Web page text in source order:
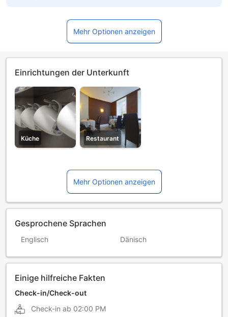
Mehr Optionen anzeigen
Einrichtungen der Unterkunft
Küche Restaurant
Mehr Optionen anzeigen
Gesprochene Sprachen
Englisch Dänisch
Einige hilfreiche Fakten
Check-in/Check-out
Check-in ab 02:00 PM